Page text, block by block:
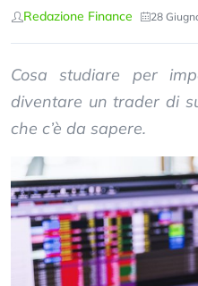
Redazione Finance 28
Cosa studiare per
diventare un trader di
che c’è da sapere.